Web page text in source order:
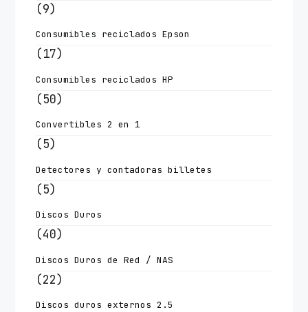
(9)
Consumibles reciclados Epson
(17)
Consumibles reciclados HP
(50)
Convertibles 2 en 1
(5)
Detectores y contadoras billetes
(5)
Discos Duros
(40)
Discos Duros de Red / NAS
(22)
Discos duros externos 2.5